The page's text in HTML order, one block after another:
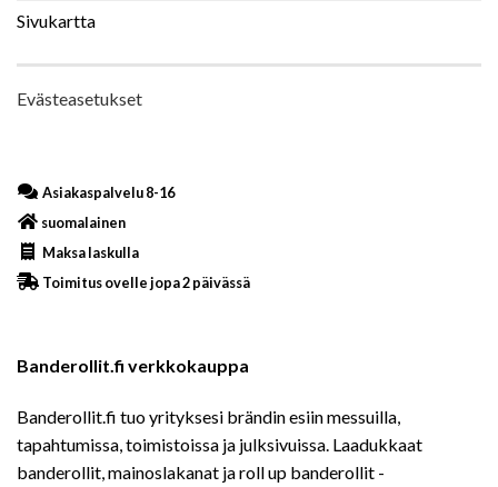
Sivukartta
Evästeasetukset
Asiakaspalvelu 8-16
suomalainen
Maksa laskulla
Toimitus ovelle jopa 2 päivässä
Banderollit.fi verkkokauppa
Banderollit.fi tuo yrityksesi brändin esiin messuilla,
tapahtumissa, toimistoissa ja julksivuissa. Laadukkaat
banderollit, mainoslakanat ja roll up banderollit -